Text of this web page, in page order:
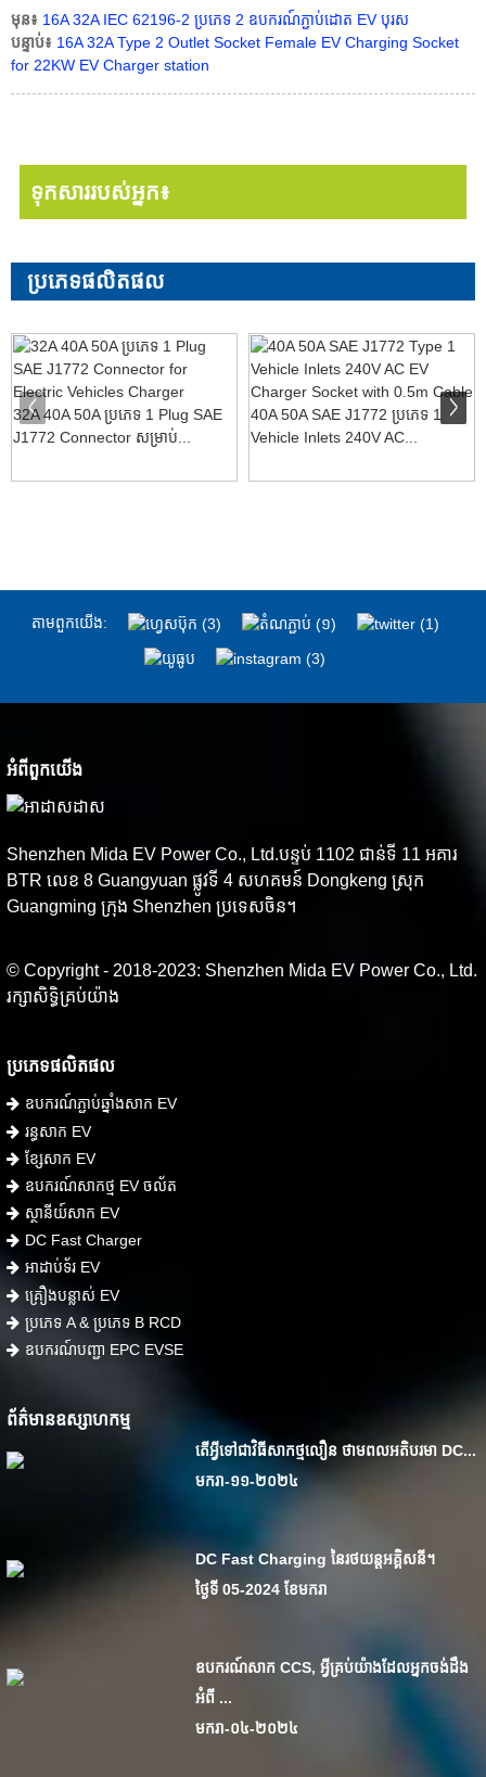
មុន៖ 16A 32A IEC 62196-2 ប្រភេទ 2 ឧបករណ៍ភ្ជាប់ដោត EV បុរស
បន្ទាប់៖ 16A 32A Type 2 Outlet Socket Female EV Charging Socket
for 22KW EV Charger station
ទុកសាររបស់អ្នក៖
ប្រភេទផលិតផល
32A 40A 50A ប្រភេទ 1 Plug SAE
J1772 Connector សម្រាប់...
40A 50A SAE J1772 ប្រភេទ 1
Vehicle Inlets 240V AC...
តាម​ពួក​យើង:
អំពី​ពួក​យើង
Shenzhen Mida EV Power Co., Ltd.បន្ទប់ 1102 ជាន់ទី 11 អគារ
BTR លេខ 8 Guangyuan ផ្លូវទី 4 សហគមន៍ Dongkeng ស្រុក
Guangming ក្រុង Shenzhen ប្រទេសចិន។
© Copyright - 2018-2023: Shenzhen Mida EV Power Co., Ltd.
រក្សាសិទ្ធិគ្រប់យ៉ាង
ប្រភេទផលិតផល
ឧបករណ៍ភ្ជាប់ឆ្នាំងសាក EV
រន្ធសាក EV
ខ្សែសាក EV
ឧបករណ៍សាកថ្ម EV ចល័ត
ស្ថានីយ៍សាក EV
DC Fast Charger
អាដាប់ទ័រ EV
គ្រឿងបន្លាស់ EV
ប្រភេទ A & ប្រភេទ B RCD
ឧបករណ៍បញ្ជា EPC EVSE
ព័ត៌មានឧស្សាហកម្ម
តើ​អ្វី​ទៅ​ជា​វិធី​សាក​ថ្ម​លឿន ថាមពល​អតិបរមា DC...
មករា-១១-២០២៤
DC Fast Charging នៃរថយន្តអគ្គិសនី។
ថ្ងៃទី 05-2024 ខែមករា
ឧបករណ៍សាក CCS, អ្វីគ្រប់យ៉ាងដែលអ្នកចង់ដឹង
អំពី ...
មករា-០៤-២០២៤